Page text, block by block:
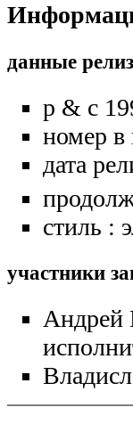
данные
p & c
номер в
дата
стиль :
участники
Андрей